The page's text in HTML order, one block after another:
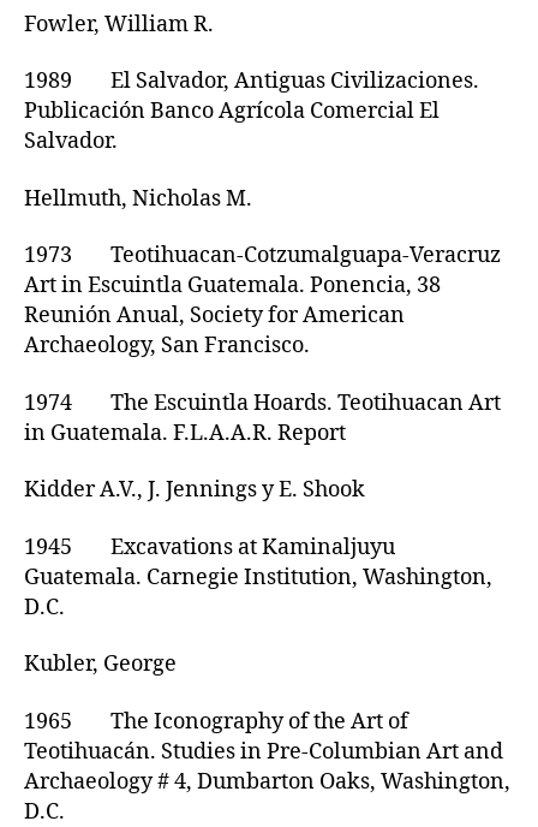
Fowler, William R.
1989 El Salvador, Antiguas Civilizaciones.
Publicación Banco Agrícola Comercial El
Salvador.
Hellmuth, Nicholas M.
1973 Teotihuacan-Cotzumalguapa-Veracruz
Art in Escuintla Guatemala. Ponencia, 38
Reunión Anual, Society for American
Archaeology, San Francisco.
1974 The Escuintla Hoards. Teotihuacan Art
in Guatemala. F.L.A.A.R. Report
Kidder A.V., J. Jennings y E. Shook
1945 Excavations at Kaminaljuyu
Guatemala. Carnegie Institution, Washington,
D.C.
Kubler, George
1965 The Iconography of the Art of
Teotihuacán. Studies in Pre-Columbian Art and
Archaeology # 4, Dumbarton Oaks, Washington,
D.C.